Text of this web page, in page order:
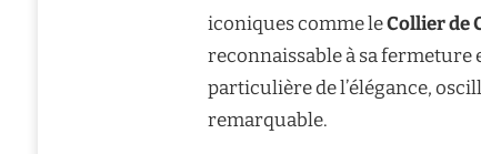
iconiques comme leCollier de
reconnaissable à sa fermeture
particulière de l’élégance,
remarquable.